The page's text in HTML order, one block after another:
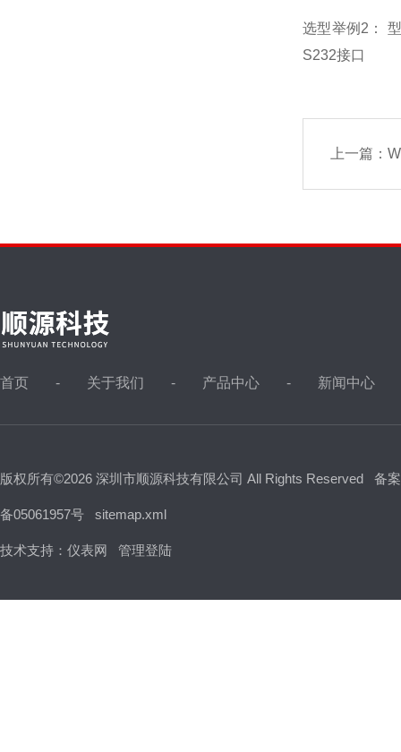
选型举例2：
S232接口
上一篇：
首页 关于我们 产品中心 新闻中心
版权所有©2026 深圳市顺源科技有限公司 All Rights Reserved 备
备05061957号 sitemap.xml
技术支持： 仪表网 管理登陆